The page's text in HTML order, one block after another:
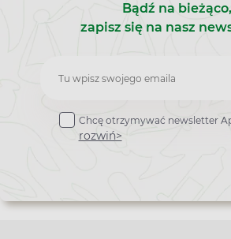
Bądź na bieżąco,
zapisz się na nasz
Zapisz
do
newslettera
Chcę otrzymywać newsletter
rozwiń>